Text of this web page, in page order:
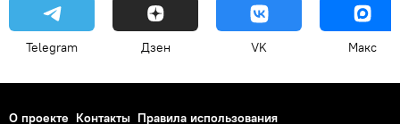
Telegram Дзен VK Макс
О проекте Контакты Правила использования